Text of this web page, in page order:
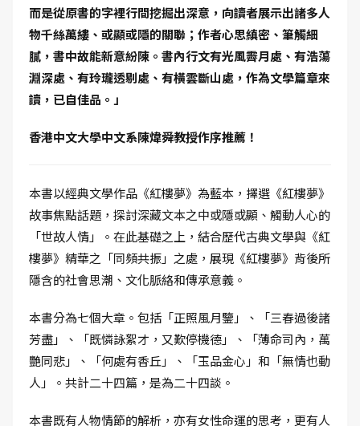
而是從原書的字裡行間挖掘出深意，向讀者展示出諸多人
物千絲萬縷、或顯或隱的關聯；作者心思縝密、筆觸細
膩，書中故能新意紛陳。書內行文有光風霽月處、有浩蕩
淵深處、有玲瓏透剔處、有橫雲斷山處，作為文學篇章來
讀，已自佳品。」
香港中文大學中文系陳煒舜教授作序推薦！
本書以經典文學作品《紅樓夢》為藍本，擇選《紅樓夢》
故事焦點話題，探討深藏文本之中或隱或顯、觸動人心的
「世故人情」。在此基礎之上，結合歷代古典文學與《紅
樓夢》精華之「同頻共振」之處，展現《紅樓夢》背後所
隱含的社會思潮、文化脈絡和傳承意義。
本書分為七個大章。包括「正照風月鑒」、「三春過後諸
芳盡」、「既憐詠絮才，又歎停機德」、「薄命司內，萬
艷同悲」、「何處有香丘」、「玉品金心」和「無情也動
人」。共計二十四篇，是為二十四談。
本書既有人物情節的解析，亦有女性命運的思考，更有人